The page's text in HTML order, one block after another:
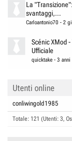
La
svantaggi,...
Carloantonio70 - 2
Scénic XMod -
Ufficiale
quicktake -3 anni
Utenti online
conliwingold1985
Totale: 121 (Utenti: 3,